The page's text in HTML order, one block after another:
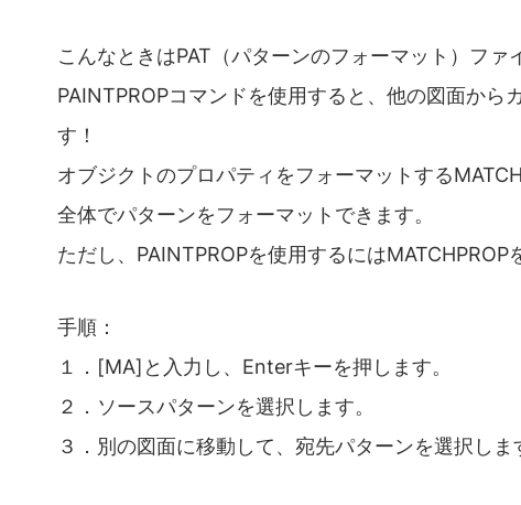
こんなときはPAT（パターンのフォーマット）ファ
PAINTPROPコマンドを使用すると、他の図面から
す！
オブジクトのプロパティをフォーマットする
全体でパターンをフォーマットできます。
ただし、PAINTPROPを使用するにはMATCHPROP
手順：
１．[MA]と入力し、Enterキーを押します。
２．ソースパターンを選択します。
３．別の図面に移動して、宛先パターンを選択しま